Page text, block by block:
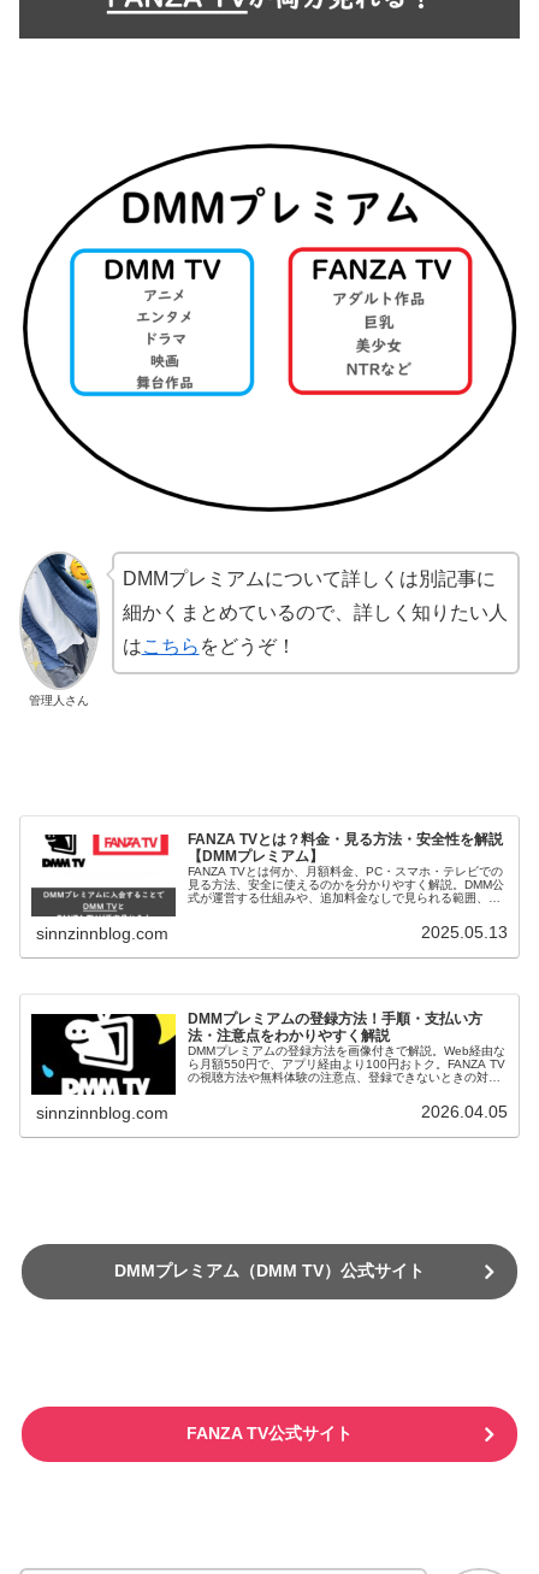
管理人さん
DMMプレミアムについて詳しくは別記事に
細かくまとめているので、詳しく知りたい人
はこちら をどうぞ！
FANZA TVとは？料金・見る方法・安全性を解説
【DMMプレミアム】
FANZA TVとは何か、月額料金、PC・スマホ・テレビでの
見る方法、安全に使えるのかを分かりやすく解説。DMM公
式が運営する仕組みや、追加料金なしで見られる範囲、登
sinnzinnblog.com 2025.05.13
DMMプレミアムの登録方法！手順・支払い方
法・注意点をわかりやすく解説
DMMプレミアムの登録方法を画像付きで解説。Web経由な
ら月額550円で、アプリ経由より100円おトク。FANZA TV
の視聴方法や無料体験の注意点、登録できないときの対処
sinnzinnblog.com 2026.04.05
DMMプレミアム（DMM TV）公式サイト
FANZA TV公式サイト